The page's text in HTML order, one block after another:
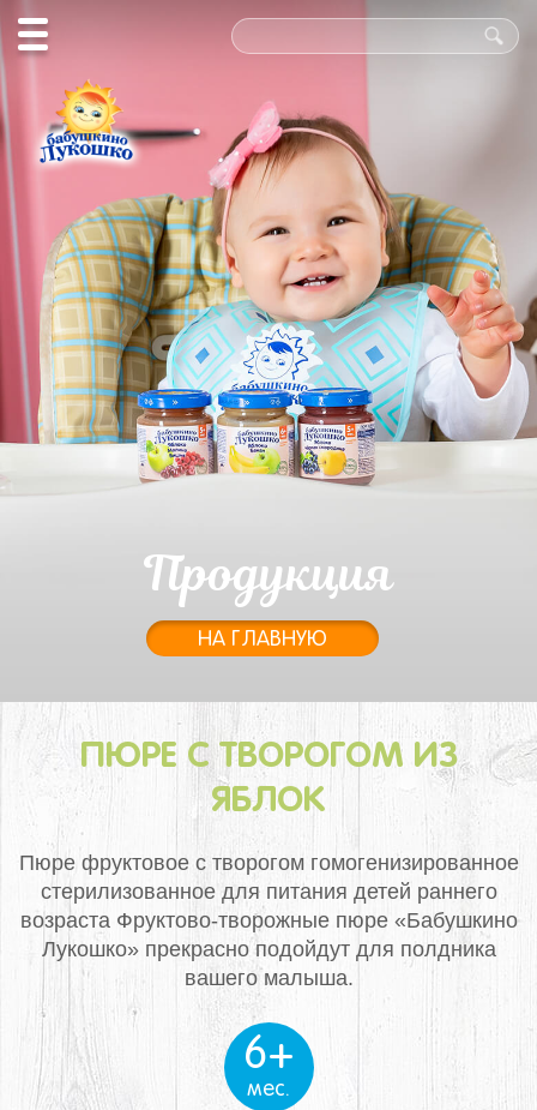
Польза
в каждой
ложке!
Продукция
НА ГЛАВНУЮ
ПЮРЕ С ТВОРОГОМ ИЗ
ЯБЛОК
Пюре фруктовое с творогом гомогенизированное
стерилизованное для питания детей раннего
возрастаФруктово-творожные пюре «Бабушкино
Лукошко» прекрасно подойдут для полдника
вашего малыша.
6+
мес.